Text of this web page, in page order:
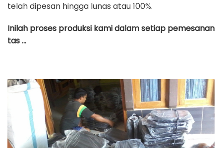
telah dipesan hingga lunas atau 100%.
Inilah proses produksi kami dalam setiap pemesanan
tas …